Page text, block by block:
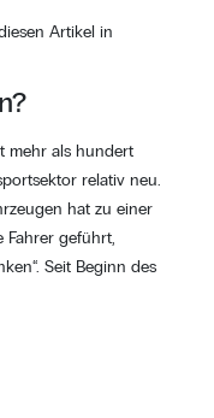
Artikel in
mehr als hundert
relativ neu.
hat zu einer
Fahrer geführt,
Seit Beginn des